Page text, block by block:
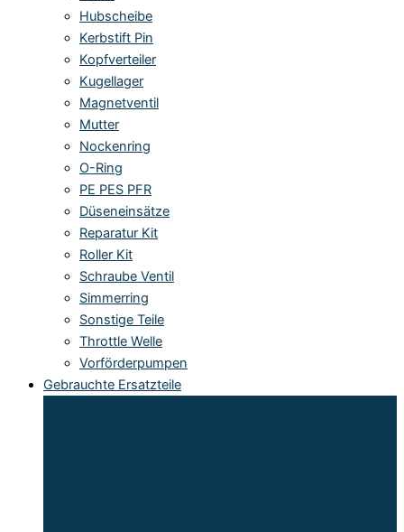
Hubscheibe
Kerbstift Pin
Kopfverteiler
Kugellager
Magnetventil
Mutter
Nockenring
O-Ring
PE PES PFR
Düseneinsätze
Reparatur Kit
Roller Kit
Schraube Ventil
Simmerring
Sonstige Teile
Throttle Welle
Vorförderpumpen
Gebrauchte Ersatzteile